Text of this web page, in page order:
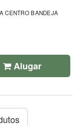
CENTRO BANDEJA
Alugar